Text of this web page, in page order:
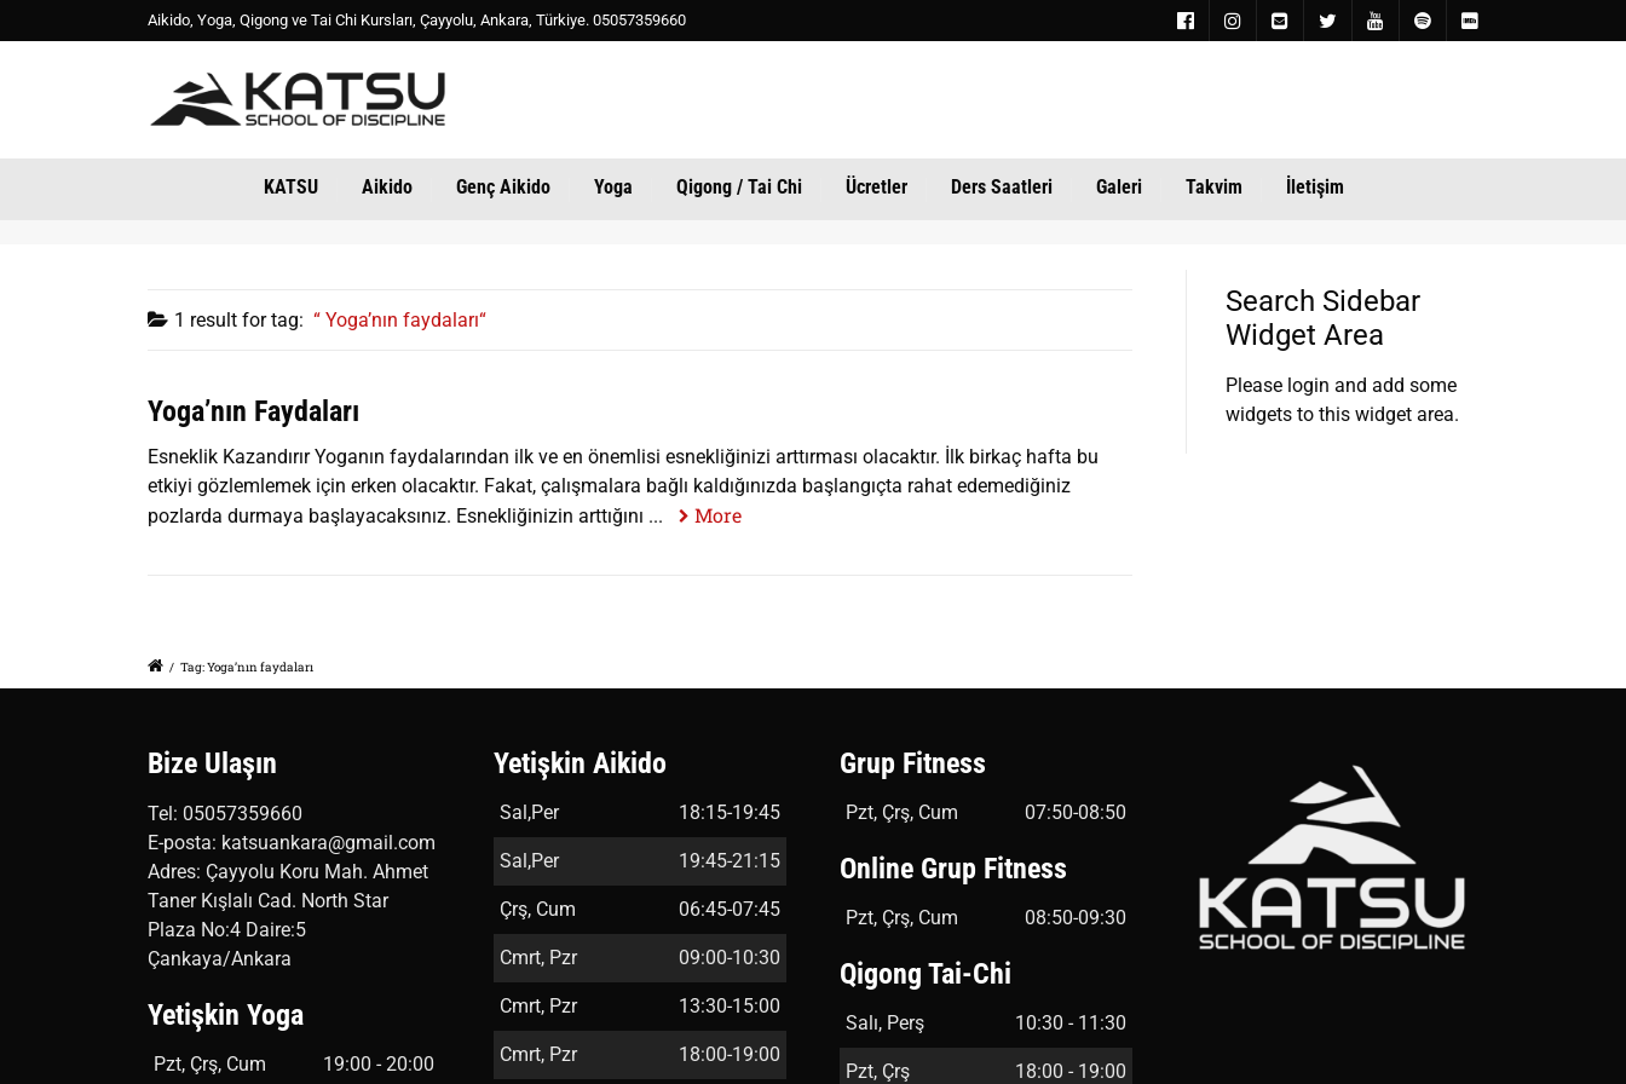
Aikido, Yoga, Qigong ve Tai Chi Kursları, Çayyolu, Ankara, Türkiye. 05057359660
KATSU Aikido Genç Aikido Yoga Qigong / Tai Chi Ücretler Ders Saatleri Galeri Takvim İletişim
1 result fortag: Yoga’nın faydaları
Yoga’nın Faydaları
Esneklik Kazandırır Yoganın faydalarından ilk ve en önemlisi esnekliğinizi arttırması olacaktır. İlk birkaç hafta bu
etkiyi gözlemlemek için erken olacaktır. Fakat, çalışmalara bağlı kaldığınızda başlangıçta rahat edemediğiniz
pozlarda durmaya başlayacaksınız. Esnekliğinizin arttığını ...
More
Search Sidebar
Widget Area
Please login and add some
widgets to this widget area.
/ Tag: Yoga’nın faydaları
Bize Ulaşın
Tel: 05057359660
E-posta: katsuankara@gmail.com
Adres: Çayyolu Koru Mah. Ahmet
Taner Kışlalı Cad. North Star
Plaza No:4 Daire:5
Çankaya/Ankara
Yetişkin Yoga
Pzt, Çrş, Cum 19:00 - 20:00
Yetişkin Aikido
Sal,Per 18:15-19:45
Sal,Per 19:45-21:15
Çrş, Cum 06:45-07:45
Cmrt, Pzr 09:00-10:30
Cmrt, Pzr 13:30-15:00
Cmrt, Pzr 18:00-19:00
Grup Fitness
Pzt, Çrş, Cum 07:50-08:50
Online Grup Fitness
Pzt, Çrş, Cum 08:50-09:30
Qigong Tai-Chi
Salı, Perş 10:30 - 11:30
Pzt, Çrş 18:00 - 19:00